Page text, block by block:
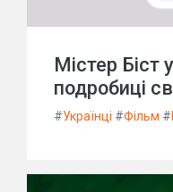
Містер
подробиці
#Українці #Фільм #